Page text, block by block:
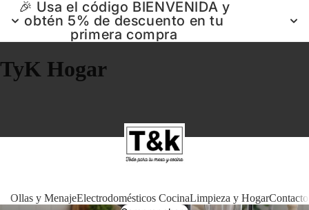
🎉 Usa el código BIENVENIDA y
obtén 5% de descuento en tu
primera compra
TyK Hogar
Ollas y MenajeElectrodomésticos CocinaLimpieza y HogarContacto